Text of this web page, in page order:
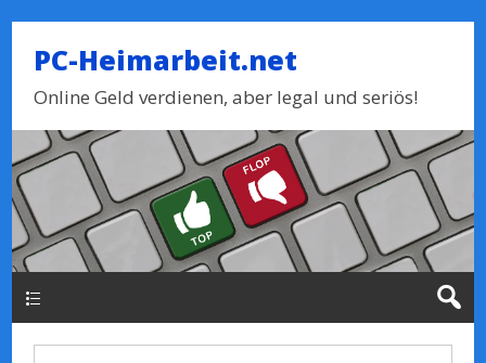
PC-Heimarbeit.net
Online Geld verdienen, aber legal und seriös!